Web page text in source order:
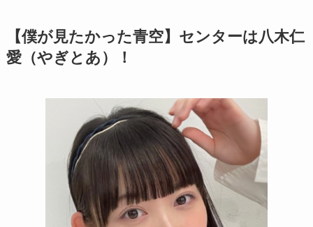
【僕が見たかった青空】センターは八木仁
愛（やぎとあ）！